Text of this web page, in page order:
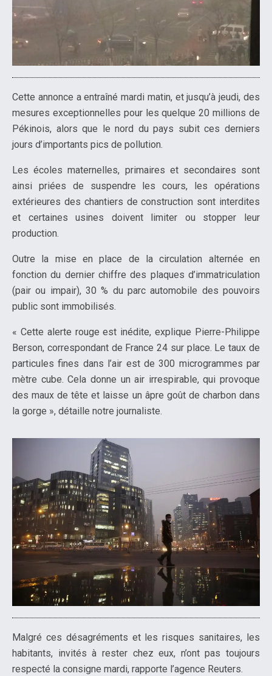
Cette annonce a entraîné mardi matin, et jusqu’à jeudi, des
mesures exceptionnelles pour les quelque 20 millions de
Pékinois, alors que le nord du pays subit ces derniers
jours d’importants pics de pollution.
Les écoles maternelles, primaires et secondaires sont
ainsi priées de suspendre les cours, les opérations
extérieures des chantiers de construction sont interdites
et certaines usines doivent limiter ou stopper leur
production.
Outre la mise en place de la circulation alternée en
fonction du dernier chiffre des plaques d’immatriculation
(pair ou impair), 30 % du parc automobile des pouvoirs
public sont immobilisés.
« Cette alerte rouge est inédite, explique Pierre-Philippe
Berson, correspondant de France 24 sur place. Le taux de
particules fines dans l’air est de 300 microgrammes par
mètre cube. Cela donne un air irrespirable, qui provoque
des maux de tête et laisse un âpre goût de charbon dans
la gorge », détaille notre journaliste.
Malgré ces désagréments et les risques sanitaires, les
habitants, invités à rester chez eux, n’ont pas toujours
respecté la consigne mardi, rapporte l’agence Reuters.